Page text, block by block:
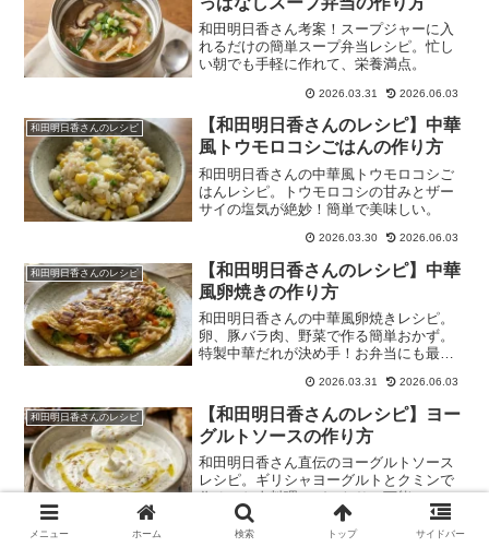
和田明日香さん考案！スープジャーに入
れるだけの簡単スープ弁当レシピ。忙し
い朝でも手軽に作れて、栄養満点。
2026.03.31 2026.06.03
和田明日香さんのレシピ
【和田明日香さんのレシピ】中華
風トウモロコシごはんの作り方
和田明日香さんの中華風トウモロコシご
はんレシピ。トウモロコシの甘みとザー
サイの塩気が絶妙！簡単で美味しい。
2026.03.30 2026.06.03
和田明日香さんのレシピ
【和田明日香さんのレシピ】中華
風卵焼きの作り方
和田明日香さんの中華風卵焼きレシピ。
卵、豚バラ肉、野菜で作る簡単おかず。
特製中華だれが決め手！お弁当にも最
2026.03.31 2026.06.03
和田明日香さんのレシピ
【和田明日香さんのレシピ】ヨー
グルトソースの作り方
和田明日香さん直伝のヨーグルトソース
レシピ。ギリシャヨーグルトとクミンで
作る、お肉料理にぴったりの万能ソース
です。
2026.04.03
メニュー ホーム 検索 トップ サイドバー